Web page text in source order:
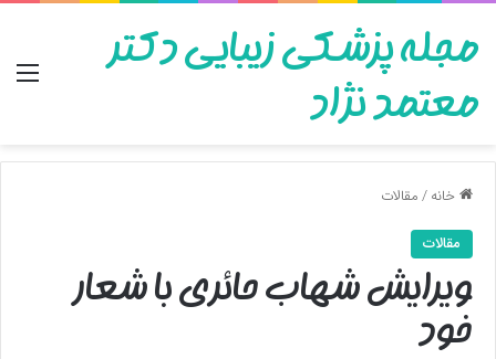
مجله پزشکی زیبایی دکتر
معتمد نژاد
خانه/مقالات
مقالات
ویرایش شهاب حائری با شعار
خود